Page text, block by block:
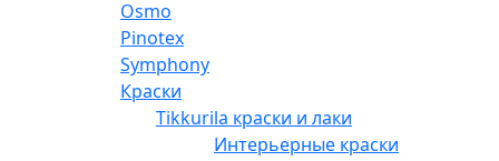
Osmo
Pinotex
Symphony
Краски
Tikkurila краски и лаки
Интерьерные краски